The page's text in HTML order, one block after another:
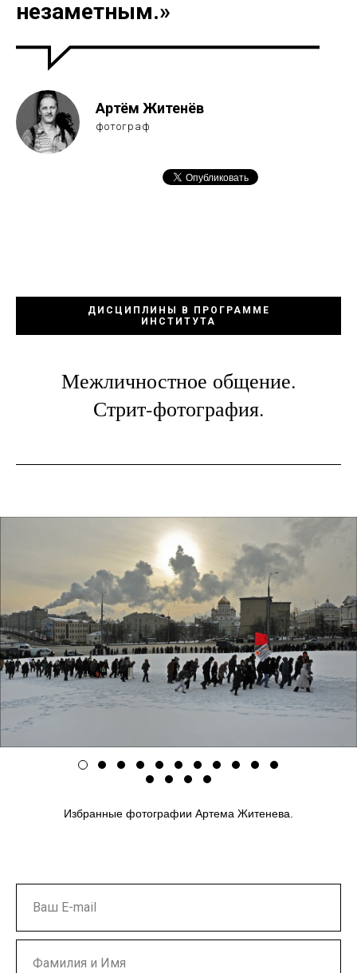
незаметным.»
Артём Житенёв
фотограф
ДИСЦИПЛИНЫ В ПРОГРАММЕ
ИНСТИТУТА
Межличностное общение.
Стрит-фотография.
Избранные фотографии Артема Житенева.